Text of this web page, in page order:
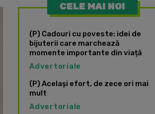
CELE MAI NOI
(P) Cadouri cu poveste: idei de
bijuterii care marchează
momente importante din viață
Advertoriale
(P) Același efort, de zece ori mai
mult
Advertoriale